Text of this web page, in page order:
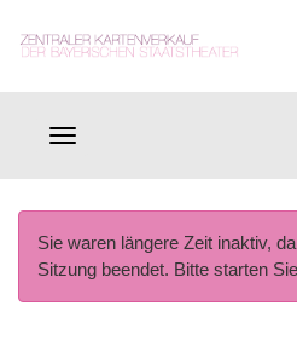
Sie waren längere Zeit inaktiv,
Sitzung beendet. Bitte starten